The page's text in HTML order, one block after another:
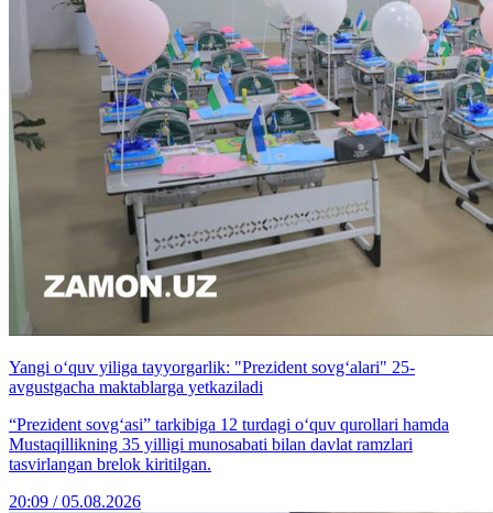
Yangi o‘quv yiliga tayyorgarlik: "Prezident sovg‘alari" 25-
avgustgacha maktablarga yetkaziladi
“Prezident sovg‘asi” tarkibiga 12 turdagi o‘quv qurollari hamda
Mustaqillikning 35 yilligi munosabati bilan davlat ramzlari
tasvirlangan brelok kiritilgan.
20:09 / 05.08.2026